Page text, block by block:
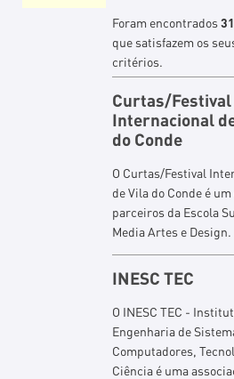
Foram encontrados31
que satisfazem os
critérios.
Curtas/Festival
Internacional
do Conde
O Curtas/Festival
de Vila do Conde é
parceiros da Escola
Media Artes e Design.
INESC TEC
O INESC TEC -
Engenharia de
Computadores,
Ciência é uma